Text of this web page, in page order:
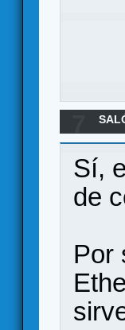
Sí,
de
Por